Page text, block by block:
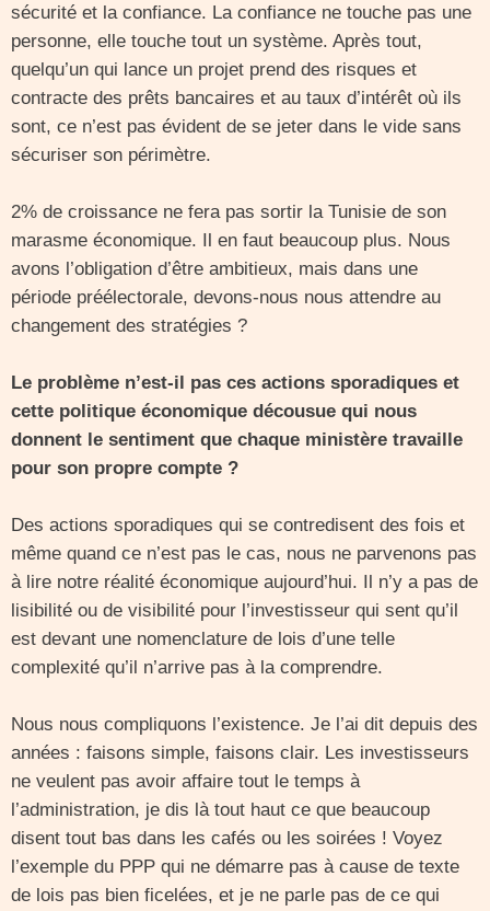
sécurité et la confiance. La confiance ne touche pas une
personne, elle touche tout un système. Après tout,
quelqu’un qui lance un projet prend des risques et
contracte des prêts bancaires et au taux d’intérêt où ils
sont, ce n’est pas évident de se jeter dans le vide sans
sécuriser son périmètre.
2% de croissance ne fera pas sortir la Tunisie de son
marasme économique. Il en faut beaucoup plus. Nous
avons l’obligation d’être ambitieux, mais dans une
période préélectorale, devons-nous nous attendre au
changement des stratégies ?
Le problème n’est-il pas ces actions sporadiques et
cette politique économique décousue qui nous
donnent le sentiment que chaque ministère travaille
pour son propre compte ?
Des actions sporadiques qui se contredisent des fois et
même quand ce n’est pas le cas, nous ne parvenons pas
à lire notre réalité économique aujourd’hui. Il n’y a pas de
lisibilité ou de visibilité pour l’investisseur qui sent qu’il
est devant une nomenclature de lois d’une telle
complexité qu’il n’arrive pas à la comprendre.
Nous nous compliquons l’existence. Je l’ai dit depuis des
années : faisons simple, faisons clair. Les investisseurs
ne veulent pas avoir affaire tout le temps à
l’administration, je dis là tout haut ce que beaucoup
disent tout bas dans les cafés ou les soirées ! Voyez
l’exemple du PPP qui ne démarre pas à cause de texte
de lois pas bien ficelées, et je ne parle pas de ce qui